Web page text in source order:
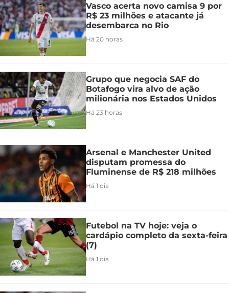
Vasco acerta novo camisa 9 por
R$ 23 milhões e atacante já
desembarca no Rio
Há 20 horas
Grupo que negocia SAF do
Botafogo vira alvo de ação
milionária nos Estados Unidos
Há 23 horas
Arsenal e Manchester United
disputam promessa do
Fluminense de R$ 218 milhões
Há 1 dia
Futebol na TV hoje: veja o
cardápio completo da sexta-feira
(7)
Há 1 dia